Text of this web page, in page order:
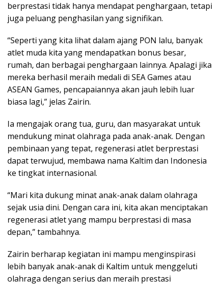
berprestasi tidak hanya mendapat penghargaan, tetapi
juga peluang penghasilan yang signifikan.
“Seperti yang kita lihat dalam ajang PON lalu, banyak
atlet muda kita yang mendapatkan bonus besar,
rumah, dan berbagai penghargaan lainnya. Apalagi jika
mereka berhasil meraih medali di SEA Games atau
ASEAN Games, pencapaiannya akan jauh lebih luar
biasa lagi,” jelas Zairin.
Ia mengajak orang tua, guru, dan masyarakat untuk
mendukung minat olahraga pada anak-anak. Dengan
pembinaan yang tepat, regenerasi atlet berprestasi
dapat terwujud, membawa nama Kaltim dan Indonesia
ke tingkat internasional.
“Mari kita dukung minat anak-anak dalam olahraga
sejak usia dini. Dengan cara ini, kita akan menciptakan
regenerasi atlet yang mampu berprestasi di masa
depan,” tambahnya.
Zairin berharap kegiatan ini mampu menginspirasi
lebih banyak anak-anak di Kaltim untuk menggeluti
olahraga dengan serius dan meraih prestasi